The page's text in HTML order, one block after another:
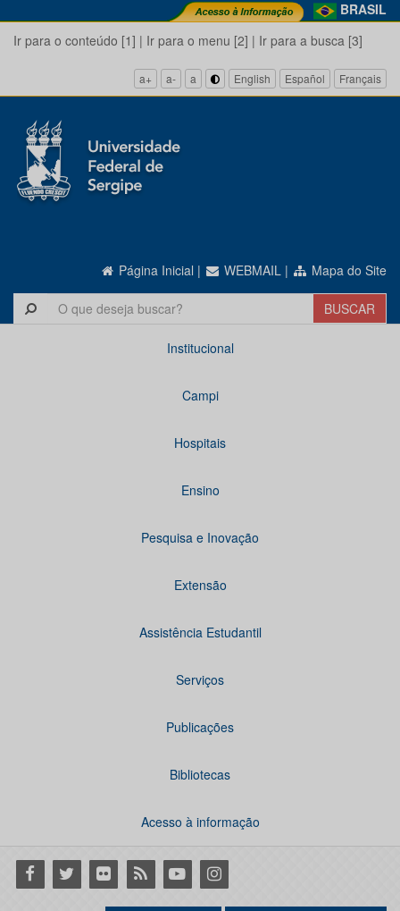
BRASIL
Ir para o conteúdo [1] | Ir para o menu [2] | Ir para a busca [3]
a+ a- a English Español Français
Página Inicial | WEBMAIL | Mapa do Site
Institucional
Campi
Hospitais
Ensino
Pesquisa e Inovação
Extensão
Assistência Estudantil
Serviços
Publicações
Bibliotecas
Acesso à informação
Facebook
Twitter Flickr RSS YoutubeInstagram